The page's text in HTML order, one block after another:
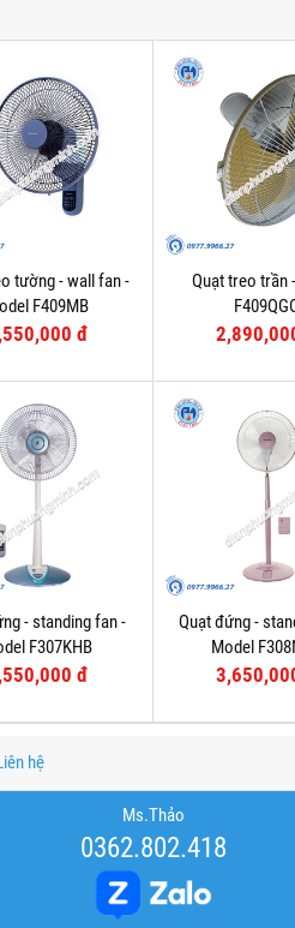
tường - wall fan -
F409MB
đ
Quạt treo trần
- standing fan -
F307KHB
đ
Quạt đứng -
Model
hệ
Ms.Thảo
0362.802.418